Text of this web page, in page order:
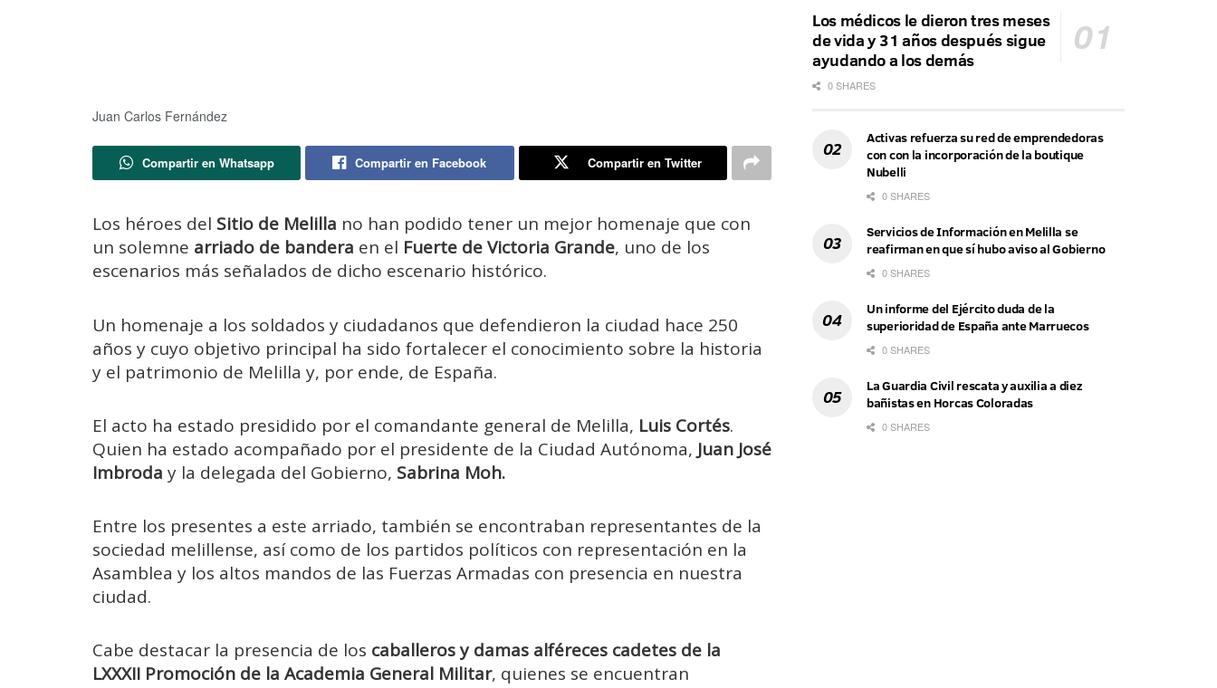
Juan Carlos Fernández
Compartir en Whatsapp Compartir en Facebook Compartir en Twitter
Los héroes del Sitio de Melilla no han podido tener un mejor homenaje que con
un solemne arriado de bandera en el Fuerte de Victoria Grande, uno de los
escenarios más señalados de dicho escenario histórico.
Un homenaje a los soldados y ciudadanos que defendieron la ciudad hace 250
años y cuyo objetivo principal ha sido fortalecer el conocimiento sobre la historia
y el patrimonio de Melilla y, por ende, de España.
El acto ha estado presidido por el comandante general de Melilla, Luis Cortés.
Quien ha estado acompañado por el presidente de la Ciudad Autónoma, Juan José
Imbroda y la delegada del Gobierno, Sabrina Moh.
Entre los presentes a este arriado, también se encontraban representantes de la
sociedad melillense, así como de los partidos políticos con representación en la
Asamblea y los altos mandos de las Fuerzas Armadas con presencia en nuestra
ciudad.
Cabe destacar la presencia de los caballeros y damas alféreces cadetes de la
LXXXII Promoción de la Academia General Militar, quienes se encuentran
Los médicos le dieron tres meses
de vida y 31 años después sigue
ayudando a los demás
0 SHARES
Activas refuerza su red de emprendedoras
con con la incorporación de la boutique
Nubelli
0 SHARES
Servicios de Información en Melilla se
reafirman en que sí hubo aviso al Gobierno
0 SHARES
Un informe del Ejército duda de la
superioridad de España ante Marruecos
0 SHARES
La Guardia Civil rescata y auxilia a diez
bañistas en Horcas Coloradas
0 SHARES